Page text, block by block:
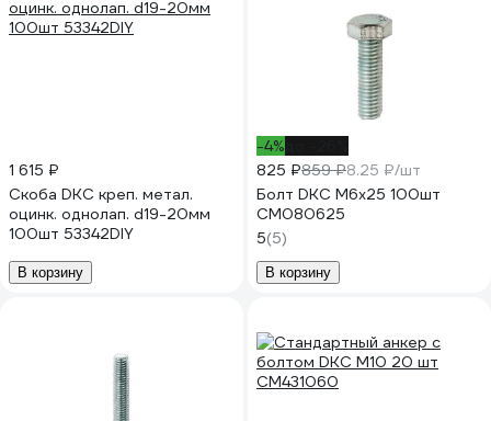
1 615 ₽
Скоба DKC креп. метал.
оцинк. однолап. d19-20мм
100шт 53342DIY
В корзину
-4%
825 ₽859 ₽8.25 ₽/шт
Болт DKC М6х25 100шт
CM080625
5(5)
В корзину